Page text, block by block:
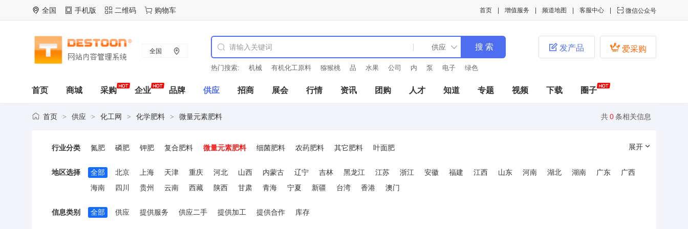
全国 手机版 二维码 购物车  微信公众号
客服中心
频道地图
增值服务
首页
全国
热门搜索: 机械 有机化工原料 猕猴桃 品 水果 公司 内 泵 电子 绿色
 爱采购
 发产品
首页 商城 采购 企业 品牌 供应 招商 展会 行情 资讯 团购 人才 知道 专题 视频 下载 圈子
共0条相关信息
首页 > 供应 > 化工网 > 化学肥料 > 微量元素肥料
行业分类 氮肥 磷肥 钾肥 复合肥料 微量元素肥料 细菌肥料 农药肥料 其它肥料 叶面肥 展开
地区选择 全部 北京 上海 天津 重庆 河北 山西 内蒙古 辽宁 吉林 黑龙江 江苏 浙江 安徽 福建 江西 山东 河南 湖北 湖南 广东
广西
海南
四川 贵州 云南 西藏 陕西 甘肃 青海 宁夏 新疆 台湾 香港 澳门
信息类别 全部 供应 提供服务 供应二手 提供加工 提供合作 库存